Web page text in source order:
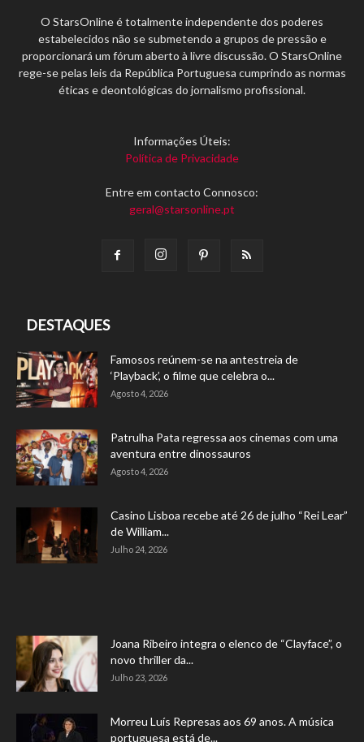
O StarsOnline é totalmente independente dos poderes
estabelecidos não se submetendo a grupos de pressão e
proporcionará um fórum aberto à livre discussão. O StarsOnline
rege-se pelas leis da República Portuguesa cumprindo as normas
éticas e deontológicas do jornalismo profissional.
Informações Úteis:
Política de Privacidade
Entre em contacto Connosco:
geral@starsonline.pt
DESTAQUES
Famosos reúnem-se na antestreia de
‘Playback’, o filme que celebra o...
Agosto 4, 2026
Patrulha Pata regressa aos cinemas com uma
aventura entre dinossauros
Agosto 4, 2026
Casino Lisboa recebe até 26 de julho “Rei Lear”
de William...
Julho 24, 2026
Joana Ribeiro integra o elenco de “Clayface”, o
novo thriller da...
Julho 23, 2026
Morreu Luís Represas aos 69 anos. A música
portuguesa está de...